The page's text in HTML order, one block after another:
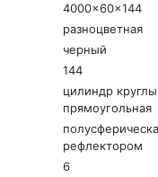
4000x60x144
разноцветная
черный
144
цилиндр
прямоугольная
рефлектором
6